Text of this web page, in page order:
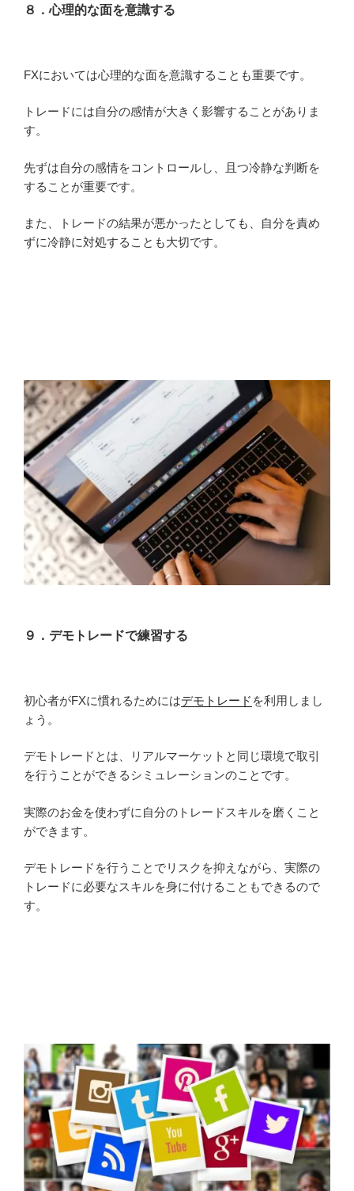
８．心理的な面を意識する
FXにおいては心理的な面を意識することも重要です。
トレードには自分の感情が大きく影響することがありま
す。
先ずは自分の感情をコントロールし、且つ冷静な判断を
することが重要です。
また、トレードの結果が悪かったとしても、自分を責め
ずに冷静に対処することも大切です。
９．デモトレードで練習する
初心者がFXに慣れるためにはデモトレード を利用しまし
ょう。
デモトレードとは、リアルマーケットと同じ環境で取引
を行うことができるシミュレーションのことです。
実際のお金を使わずに自分のトレードスキルを磨くこと
ができます。
デモトレードを行うことでリスクを抑えながら、実際の
トレードに必要なスキルを身に付けることもできるので
す。